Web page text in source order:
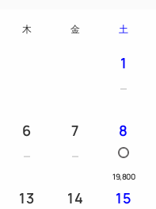
すると、今ご覧のプ
す！
いて（入会費・年会
木 金 土
1
6 7 8
19,800
13 14 15